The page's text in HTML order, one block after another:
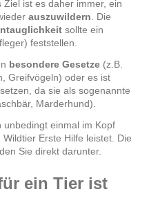
Ziel ist es daher immer, ein
auszuwildern. Die
sollte ein
feststellen.
besondere Gesetze (z.B.
Greifvögeln) oder es ist
da sie als sogenannte
Marderhund).
einmal im Kopf
Erste Hilfe leistet. Die
Sie direkt darunter.
ein Tier ist